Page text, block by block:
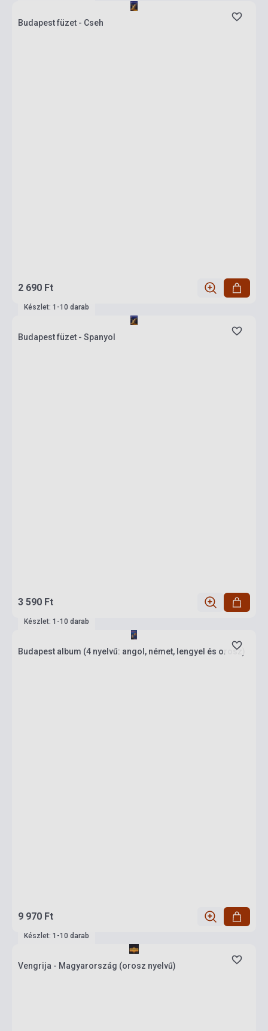
Budapest füzet - Cseh
2 690 Ft
Készlet: 1-10 darab
Budapest füzet - Spanyol
3 590 Ft
Készlet: 1-10 darab
Budapest album (4 nyelvű: angol, német, lengyel és orosz)
9 970 Ft
Készlet: 1-10 darab
Vengrija - Magyarország (orosz nyelvű)